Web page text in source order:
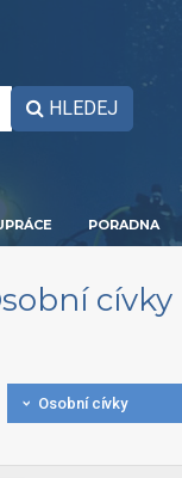
HLEDEJ
PORADNA
cívky
Osobní cívky